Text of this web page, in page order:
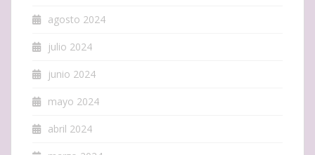
agosto 2024
julio 2024
junio 2024
mayo 2024
abril 2024